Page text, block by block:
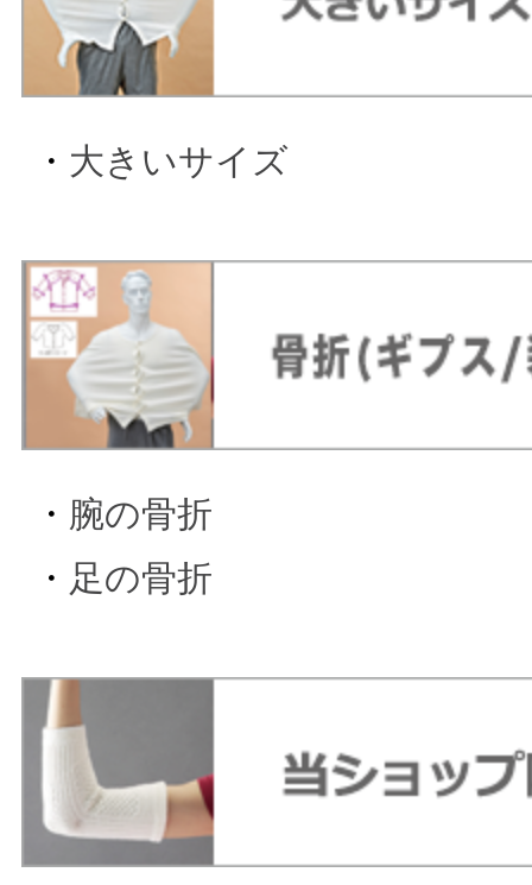
・ 大きいサイズ
・ 腕の骨折
・ 足の骨折